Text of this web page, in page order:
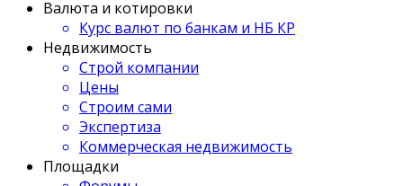
Валюта и котировки
Курс валют по банкам и НБ КР
Недвижимость
Строй компании
Цены
Строим сами
Экспертиза
Коммерческая недвижимость
Площадки